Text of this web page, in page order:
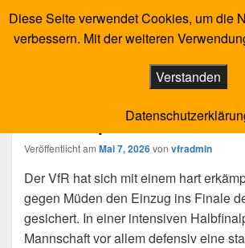
VfR Salisso Bad Salzig
Fußball und Leichtathletik im Tal der Loreley
Menü
VfR zieht mit
ins Kreispokal-Finale ein
Veröffentlicht am Mai 7, 2026von vfradmin
Der VfR hat sich mit einem hart
gegen Müden den Einzug ins Finale
gesichert. In einer intensiven
Mannschaft vor allem defensiv eine
Diese Seite verwendet Cookies, um die
verbessern. Mit der weiteren
Verstanden